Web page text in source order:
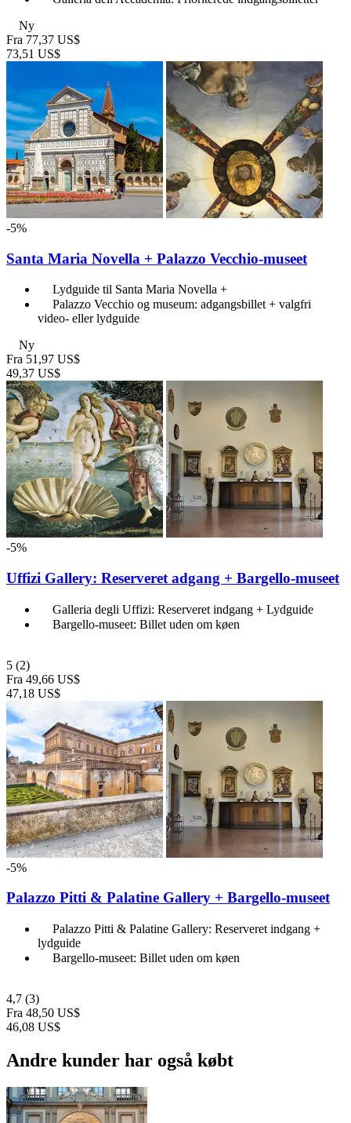
Ny
Fra 77,37 US$
73,51 US$
-5%
Santa Maria Novella + Palazzo Vecchio-museet
Lydguide til Santa Maria Novella +
Palazzo Vecchio og museum: adgangsbillet + valgfri
video- eller lydguide
Ny
Fra 51,97 US$
49,37 US$
-5%
Uffizi Gallery: Reserveret adgang + Bargello-museet
Galleria degli Uffizi: Reserveret indgang + Lydguide
Bargello-museet: Billet uden om køen
5 (2)
Fra 49,66 US$
47,18 US$
-5%
Palazzo Pitti & Palatine Gallery + Bargello-museet
Palazzo Pitti & Palatine Gallery: Reserveret indgang +
lydguide
Bargello-museet: Billet uden om køen
4,7 (3)
Fra 48,50 US$
46,08 US$
Andre kunder har også købt